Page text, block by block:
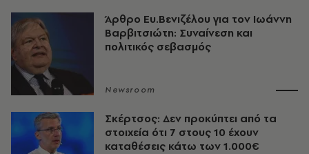
Άρθρο Ευ.Βενιζέλου για τον Iωάννη
Βαρβιτσιώτη: Συναίνεση και
πολιτικός σεβασμός
Newsroom
Σκέρτσος: Δεν προκύπτει από τα
στοιχεία ότι 7 στους 10 έχουν
καταθέσεις κάτω των 1.000€